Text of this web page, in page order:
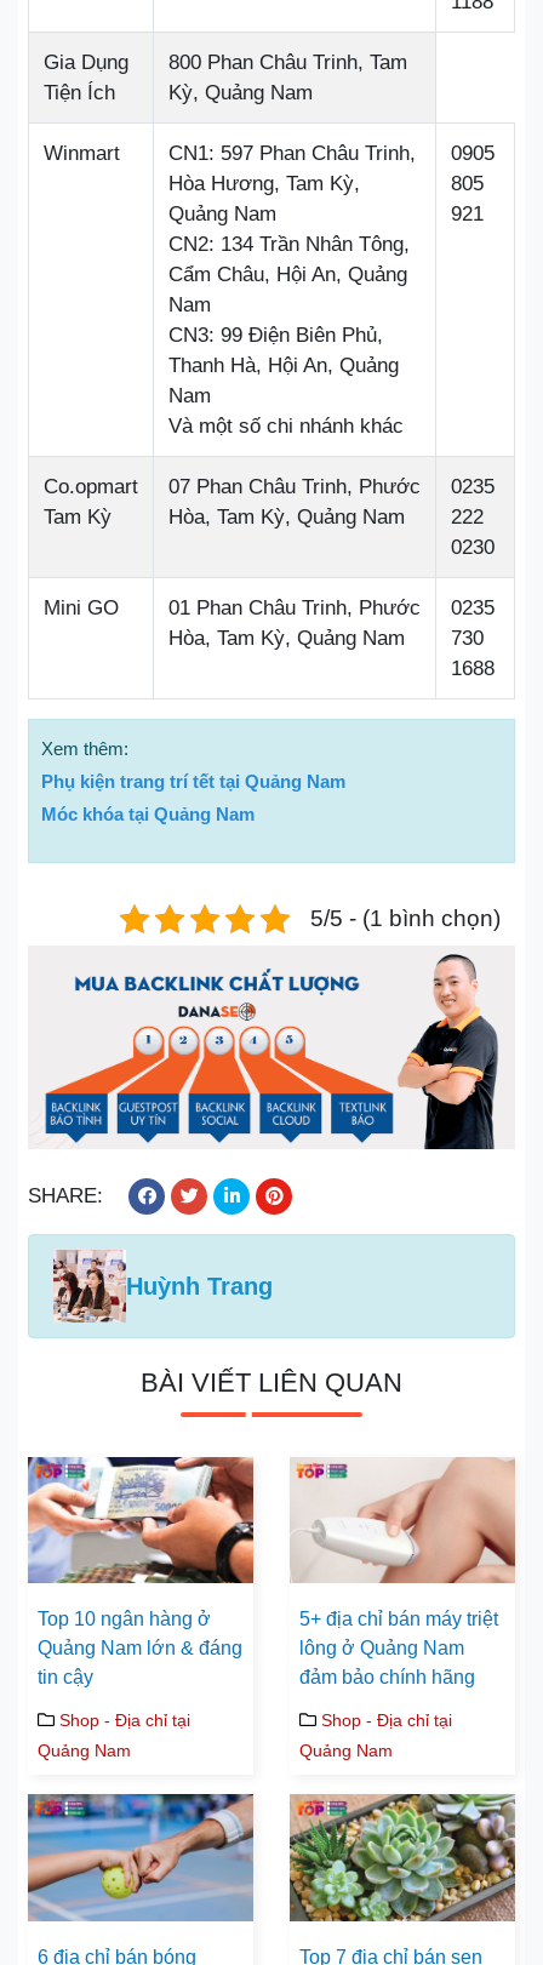
Gia Dụng
Tiện Ích
800 Phan Châu Trinh, Tam
Kỳ, Quảng Nam
Winmart
CN1: 597 Phan Châu Trinh,
Hòa Hương, Tam Kỳ,
Quảng Nam
CN2: 134 Trần Nhân Tông,
Cẩm Châu, Hội An, Quảng
Nam
CN3: 99 Điện Biên Phủ,
Thanh Hà, Hội An, Quảng
Nam
Và một số chi nhánh khác
0905
805
921
Co.opmart
Tam Kỳ
07 Phan Châu Trinh, Phước
Hòa, Tam Kỳ, Quảng Nam
0235
222
0230
Mini GO
01 Phan Châu Trinh, Phước
Hòa, Tam Kỳ, Quảng Nam
0235
730
1688
Xem thêm:
Phụ kiện trang trí tết tại Quảng Nam
Móc khóa tại Quảng Nam
5/5 - (1 bình chọn)
SHARE:
Huỳnh Trang
BÀI VIẾT LIÊN QUAN
Top 10 ngân hàng ở
Quảng Nam lớn & đáng
tin cậy
Shop - Địa chỉ tại
Quảng Nam
5+ địa chỉ bán máy triệt
lông ở Quảng Nam
đảm bảo chính hãng
Shop - Địa chỉ tại
Quảng Nam
6 địa chỉ bán bóng
Top 7 địa chỉ bán sen